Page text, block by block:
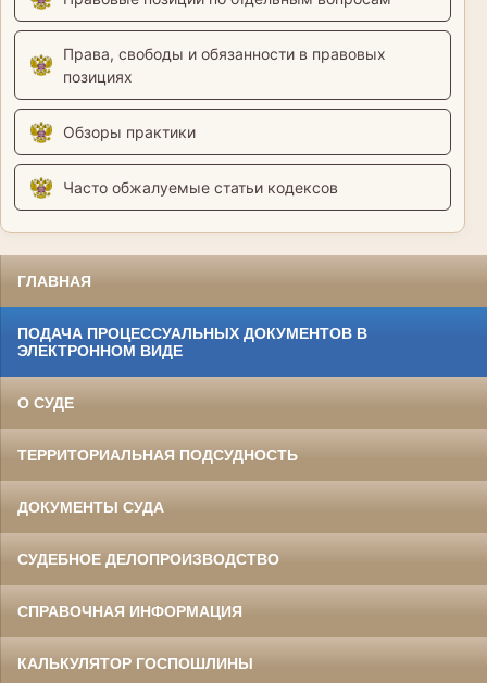
Права, свободы и обязанности в правовых
позициях
Обзоры практики
Часто обжалуемые статьи кодексов
ГЛАВНАЯ
ПОДАЧА ПРОЦЕССУАЛЬНЫХ ДОКУМЕНТОВ В
ЭЛЕКТРОННОМ ВИДЕ
О СУДЕ
ТЕРРИТОРИАЛЬНАЯ ПОДСУДНОСТЬ
ДОКУМЕНТЫ СУДА
СУДЕБНОЕ ДЕЛОПРОИЗВОДСТВО
СПРАВОЧНАЯ ИНФОРМАЦИЯ
КАЛЬКУЛЯТОР ГОСПОШЛИНЫ